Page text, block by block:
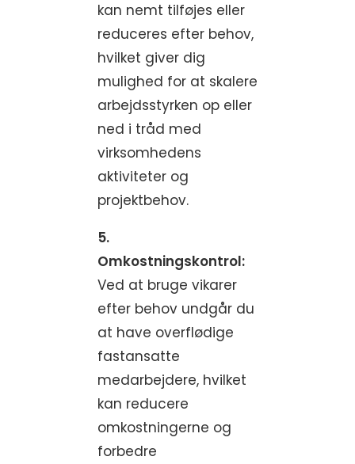
kan nemt tilføjes eller
reduceres efter behov,
hvilket giver dig
mulighed for at skalere
arbejdsstyrken op eller
ned i tråd med
virksomhedens
aktiviteter og
projektbehov.
5.
Omkostningskontrol:
Ved at bruge vikarer
efter behov undgår du
at have overflødige
fastansatte
medarbejdere, hvilket
kan reducere
omkostningerne og
forbedre